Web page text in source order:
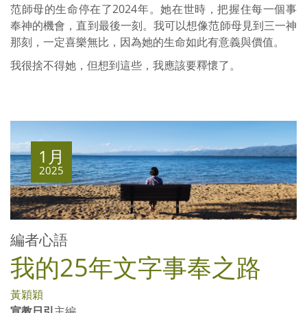
范師母的生命停在了2024年。她在世時，把握住每一個事
奉神的機會，直到最後一刻。我可以想像范師母見到三一神
那刻，一定喜樂無比，因為她的生命如此有意義與價值。
我很捨不得她，但想到這些，我應該要釋懷了。
編者心語
我的25年文字事奉之路
1月
2025
黃穎穎